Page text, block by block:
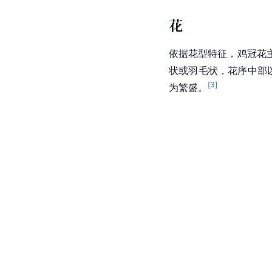
花
依据花型特征，鸡冠花
状或羽毛状，花序中部
为繁盛。
[3]